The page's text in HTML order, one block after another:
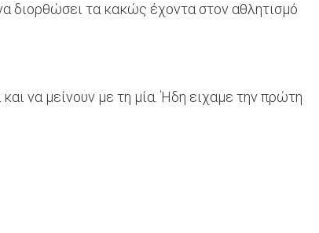
διορθώσει τα κακώς έχοντα στον αθλητισμό
να μείνουν με τη μία. Ήδη ειχαμε την πρώτη